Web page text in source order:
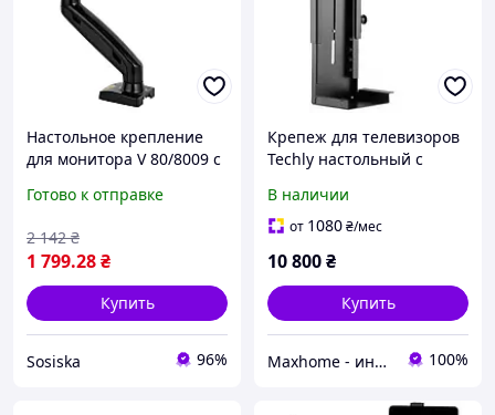
Настольное крепление
для монитора V 80/8009 с
наклона, для экранов 17
Готово к отправке
1 799.28₴
2 142 ₴
Купить
Sosiska 96%
Крепеж для телевизоров
Techly настольный с
поворота
В наличии
от 1080₴/мес
10 800₴
Купить
Maxhome - интернет магазин 100%